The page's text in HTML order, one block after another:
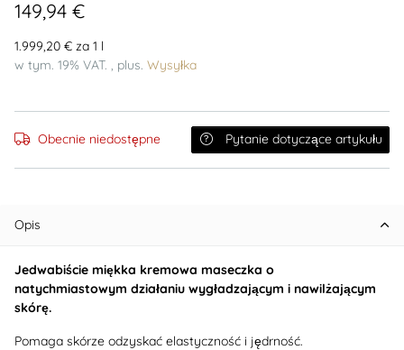
149,94 €
1.999,20 € za 1 l
w tym. 19% VAT. , plus. Wysyłka
Obecnie niedostępne Pytanie dotyczące artykułu
Opis
Jedwabiście miękka kremowa maseczka o
natychmiastowym działaniu wygładzającym i nawilżającym
skórę.
Pomaga skórze odzyskać elastyczność i jędrność.